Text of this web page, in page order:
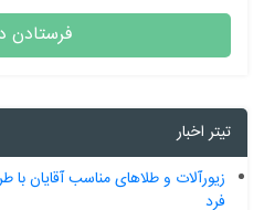
تیتر اخبار
زیورآلات و طلاهای مناسب آقایان با